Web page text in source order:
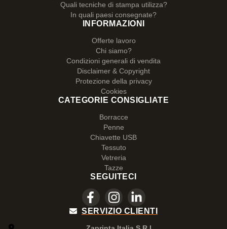
Quali tecniche di stampa utilizza?
In quali paesi consegnate?
INFORMAZIONI
Offerte lavoro
Chi siamo?
Condizioni generali di vendita
Disclaimer & Copyright
Protezione della privacy
Cookies
CATEGORIE CONSIGLIATE
Borracce
Penne
Chiavette USB
Tessuto
Vetreria
Tazze
SEGUITECI
SERVIZIO CLIENTI